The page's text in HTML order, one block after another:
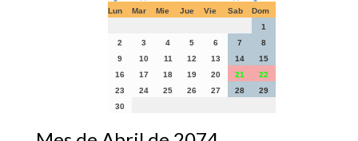
Lun Mar Mie Jue Vie Sab
Dom
1
2
3 4 5 6 7
8
9
10 11 12 13 14
15
16
17 18 19 20 21
22
23
24 25 26 27 28
29
30